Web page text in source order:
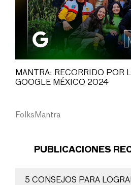
MANTRA: RECORRIDO POR
GOOGLE MÉXICO 2024
FolksMantra
PUBLICACIONES
5 CONSEJOS PARA